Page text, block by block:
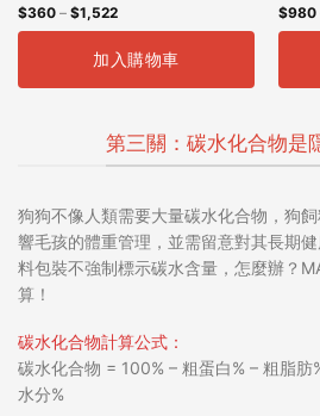
用
$360– $1,522
加入購物車
$980
第三關：碳水化合物是
狗狗不像人類需要大量碳水化合物， 狗
響毛孩的體重管理 ，並需留意對其長期
料包裝不強制標示碳水含量，怎麼辦？
算！
碳水化合物計算公式 ：
碳水化合物 = 100% – 粗蛋白% – 粗脂肪
水分%